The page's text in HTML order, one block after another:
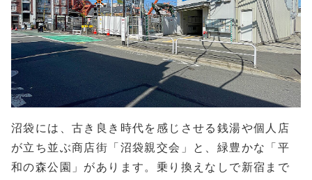
沼袋には、古き良き時代を感じさせる銭湯や個人店
が立ち並ぶ商店街「沼袋親交会」と、緑豊かな「平
和の森公園」があります。乗り換えなしで新宿まで